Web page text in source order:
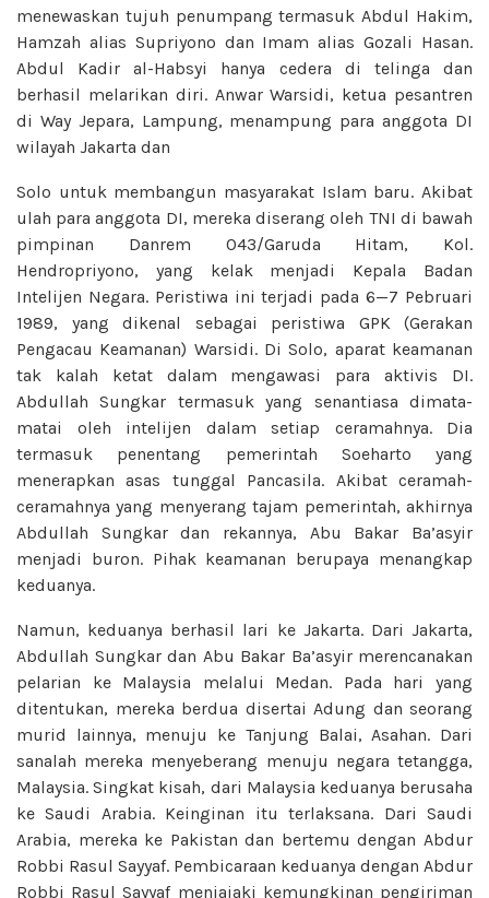
menewaskan tujuh penumpang termasuk Abdul Hakim,
Hamzah alias Supriyono dan Imam alias Gozali Hasan.
Abdul Kadir al-Habsyi hanya cedera di telinga dan
berhasil melarikan diri. Anwar Warsidi, ketua pesantren
di Way Jepara, Lampung, menampung para anggota DI
wilayah Jakarta dan
Solo untuk membangun masyarakat Islam baru. Akibat
ulah para anggota DI, mereka diserang oleh TNI di bawah
pimpinan Danrem 043/Garuda Hitam, Kol.
Hendropriyono, yang kelak menjadi Kepala Badan
Intelijen Negara. Peristiwa ini terjadi pada 6—7 Pebruari
1989, yang dikenal sebagai peristiwa GPK (Gerakan
Pengacau Keamanan) Warsidi. Di Solo, aparat keamanan
tak kalah ketat dalam mengawasi para aktivis DI.
Abdullah Sungkar termasuk yang senantiasa dimata-
matai oleh intelijen dalam setiap ceramahnya. Dia
termasuk penentang pemerintah Soeharto yang
menerapkan asas tunggal Pancasila. Akibat ceramah-
ceramahnya yang menyerang tajam pemerintah, akhirnya
Abdullah Sungkar dan rekannya, Abu Bakar Ba’asyir
menjadi buron. Pihak keamanan berupaya menangkap
keduanya.
Namun, keduanya berhasil lari ke Jakarta. Dari Jakarta,
Abdullah Sungkar dan Abu Bakar Ba’asyir merencanakan
pelarian ke Malaysia melalui Medan. Pada hari yang
ditentukan, mereka berdua disertai Adung dan seorang
murid lainnya, menuju ke Tanjung Balai, Asahan. Dari
sanalah mereka menyeberang menuju negara tetangga,
Malaysia. Singkat kisah, dari Malaysia keduanya berusaha
ke Saudi Arabia. Keinginan itu terlaksana. Dari Saudi
Arabia, mereka ke Pakistan dan bertemu dengan Abdur
Robbi Rasul Sayyaf. Pembicaraan keduanya dengan Abdur
Robbi Rasul Sayyaf menjajaki kemungkinan pengiriman